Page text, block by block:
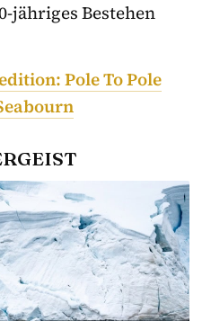
jähriges Bestehen
Pole To Pole